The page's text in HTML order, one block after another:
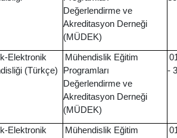
Değerlendirme ve
Akreditasyon Derneği
(MÜDEK)
Elektronik
(Türkçe)
Mühendislik Eğitim
Programları
Değerlendirme ve
Akreditasyon Derneği
(MÜDEK)
-
Elektronik
Mühendislik Eğitim